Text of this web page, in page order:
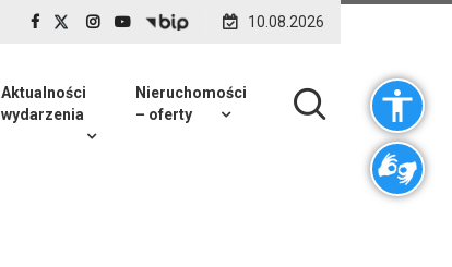
10.08.2026
Aktualności
wydarzenia
Nieruchomości
– oferty